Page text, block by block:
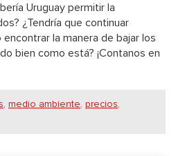
Uruguay permitir la
¿Tendría que continuar
la manera de bajar los
bien como está? ¡Contanos en
, medio ambiente, precios,